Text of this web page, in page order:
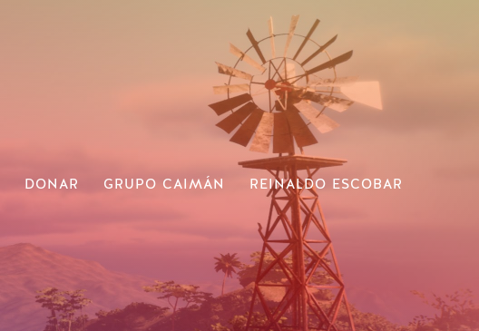
DONAR GRUPO CAIMÁN REINALDO ESCOBAR
SÚMATE A GRUPO CAIMÁN